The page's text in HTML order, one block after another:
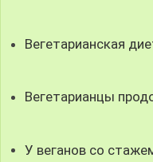
Вегетарианская
Вегетарианцы
У веганов со